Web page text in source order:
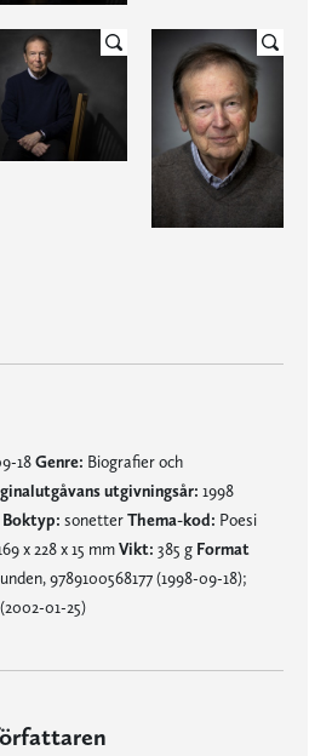
18Genre: Biografier och
utgivningsår: 1998
Boktyp: sonetterThema-kod: Poesi
x 228 x 15 mmVikt: 385 g Format
9789100568177 (1998-09-18);
01-25)